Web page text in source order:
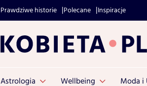
Prawdziwe historie Polecane Inspiracje
Astrologia Wellbeing Moda i